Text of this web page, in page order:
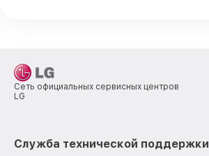
Сеть официальных сервисных центров
LG
Служба технической поддержки